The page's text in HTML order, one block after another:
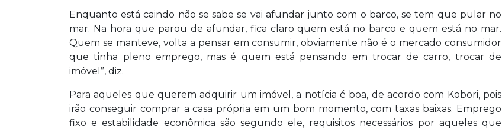
Enquanto está caindo não se sabe se vai afundar junto com o barco, se tem que pular no
mar. Na hora que parou de afundar, fica claro quem está no barco e quem está no mar.
Quem se manteve, volta a pensar em consumir, obviamente não é o mercado consumidor
que tinha pleno emprego, mas é quem está pensando em trocar de carro, trocar de
imóvel”, diz.
Para aqueles que querem adquirir um imóvel, a notícia é boa, de acordo com Kobori, pois
irão conseguir comprar a casa própria em um bom momento, com taxas baixas. Emprego
fixo e estabilidade econômica são segundo ele, requisitos necessários por aqueles que